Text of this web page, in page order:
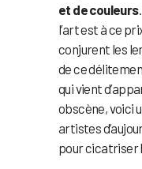
et de couleurs
l’art est à ce
conjurent les
de ce
qui vient
obscène, voici
artistes
pour cicatriser